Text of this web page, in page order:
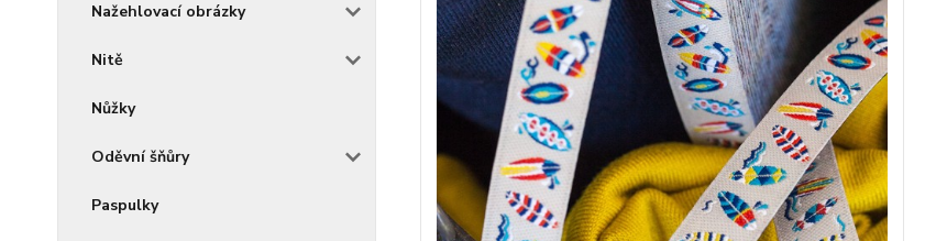
Nažehlovací obrázky
Nitě
Nůžky
Oděvní šňůry
Paspulky